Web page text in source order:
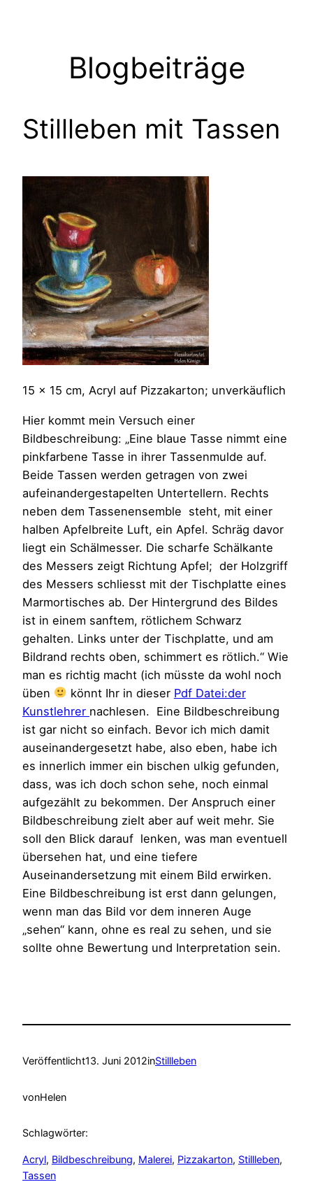
Blogbeiträge
Stillleben mit Tassen
15 x 15 cm, Acryl auf Pizzakarton; unverkäuflich
Hier kommt mein Versuch einer
Bildbeschreibung: „Eine blaue Tasse nimmt eine
pinkfarbene Tasse in ihrer Tassenmulde auf.
Beide Tassen werden getragen von zwei
aufeinandergestapelten Untertellern. Rechts
neben dem Tassenensemble steht, mit einer
halben Apfelbreite Luft, ein Apfel. Schräg davor
liegt ein Schälmesser. Die scharfe Schälkante
des Messers zeigt Richtung Apfel; der Holzgriff
des Messers schliesst mit der Tischplatte eines
Marmortisches ab. Der Hintergrund des Bildes
ist in einem sanftem, rötlichem Schwarz
gehalten. Links unter der Tischplatte, und am
Bildrand rechts oben, schimmert es rötlich.“ Wie
man es richtig macht (ich müsste da wohl noch
üben
könnt Ihr in dieser Pdf Datei:der
Kunstlehrer nachlesen. Eine Bildbeschreibung
ist gar nicht so einfach. Bevor ich mich damit
auseinandergesetzt habe, also eben, habe ich
es innerlich immer ein bischen ulkig gefunden,
dass, was ich doch schon sehe, noch einmal
aufgezählt zu bekommen. Der Anspruch einer
Bildbeschreibung zielt aber auf weit mehr. Sie
soll den Blick darauf lenken, was man eventuell
übersehen hat, und eine tiefere
Auseinandersetzung mit einem Bild erwirken.
Eine Bildbeschreibung ist erst dann gelungen,
wenn man das Bild vor dem inneren Auge
„sehen“ kann, ohne es real zu sehen, und sie
sollte ohne Bewertung und Interpretation sein.
Veröffentlicht13. Juni 2012inStillleben
vonHelen
Schlagwörter:
Acryl, Bildbeschreibung, Malerei, Pizzakarton, Stillleben
Tassen